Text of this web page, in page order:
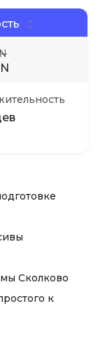
Сколково
к